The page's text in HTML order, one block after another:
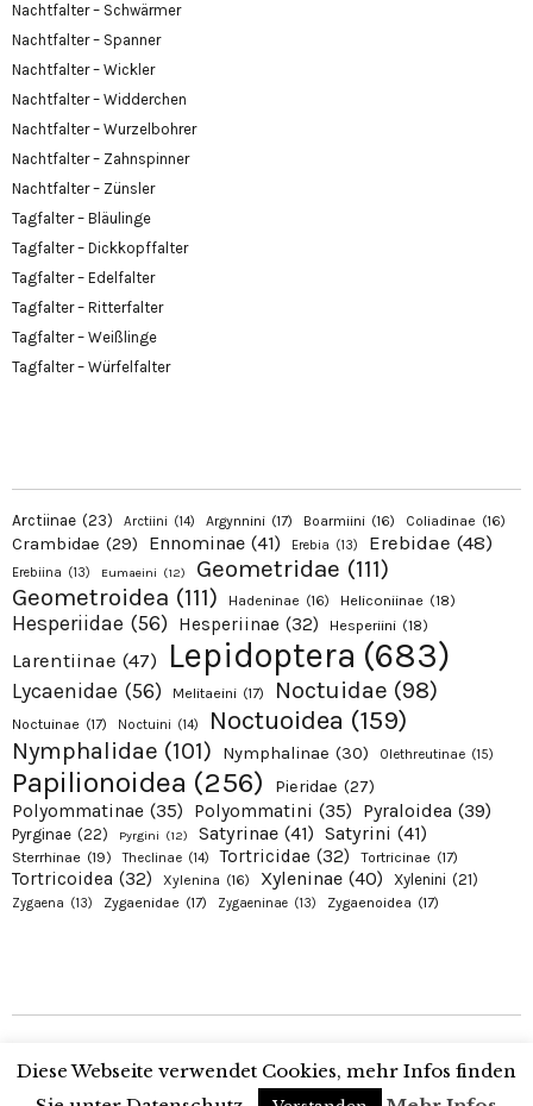
Nachtfalter – Schwärmer
Nachtfalter – Spanner
Nachtfalter – Wickler
Nachtfalter – Widderchen
Nachtfalter – Wurzelbohrer
Nachtfalter – Zahnspinner
Nachtfalter – Zünsler
Tagfalter – Bläulinge
Tagfalter – Dickkopffalter
Tagfalter – Edelfalter
Tagfalter – Ritterfalter
Tagfalter – Weißlinge
Tagfalter – Würfelfalter
Arctiinae (23) Arctiini (14) Argynnini (17) Boarmiini (16) Coliadinae (16)
Crambidae (29) Ennominae (41) Erebia (13) Erebidae (48)
Erebiina (13) Eumaeini (12) Geometridae (111)
Geometroidea (111) Hadeninae (16) Heliconiinae (18)
Hesperiidae (56) Hesperiinae (32) Hesperiini (18)
Larentiinae (47) Lepidoptera (683)
Lycaenidae (56) Melitaeini (17) Noctuidae (98)
Noctuinae (17) Noctuini (14) Noctuoidea (159)
Nymphalidae (101) Nymphalinae (30) Olethreutinae (15)
Papilionoidea (256) Pieridae (27)
Polyommatinae (35) Polyommatini (35) Pyraloidea (39)
Pyrginae (22) Pyrgini (12) Satyrinae (41) Satyrini (41)
Sterrhinae (19) Theclinae (14) Tortricidae (32) Tortricinae (17)
Tortricoidea (32) Xylenina (16) Xyleninae (40) Xylenini (21)
Zygaena (13) Zygaenidae (17) Zygaeninae (13) Zygaenoidea (17)
Copyright © 2026 Alexanders Schmetterlinge. Proudly presented by Alexander
Ohr
Diese Webseite verwendet Cookies, mehr Infos finden